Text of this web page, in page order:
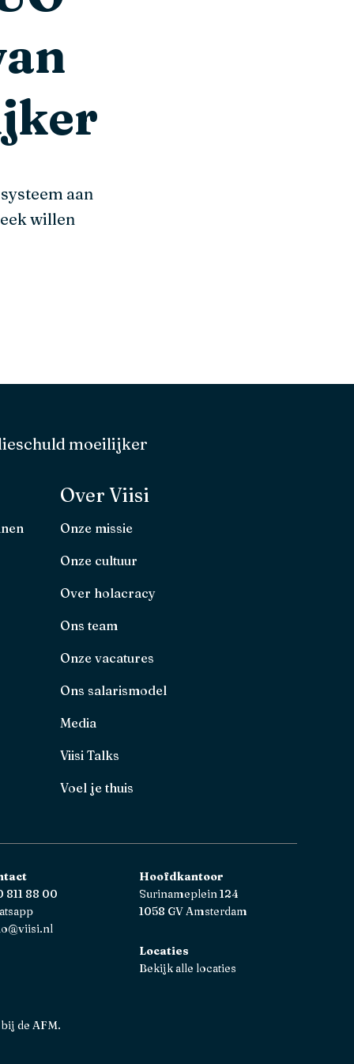
aan
willen
moeilijker
Over Viisi
Onze missie
Onze cultuur
Over holacracy
Ons team
Onze vacatures
Ons salarismodel
Media
Viisi Talks
Voel je thuis
811 88 00
Hoofdkantoor
Surinameplein 124
1058 GV Amsterdam
Locaties
Bekijk alle locaties
de AFM.